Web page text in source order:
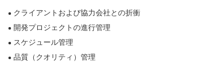
クライアントおよび協力会社との折衝
開発プロジェクトの進行管理
スケジュール管理
品質（クオリティ）管理